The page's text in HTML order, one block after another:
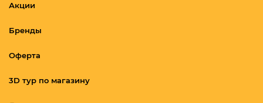
Акции
Бренды
Оферта
3D тур по магазину